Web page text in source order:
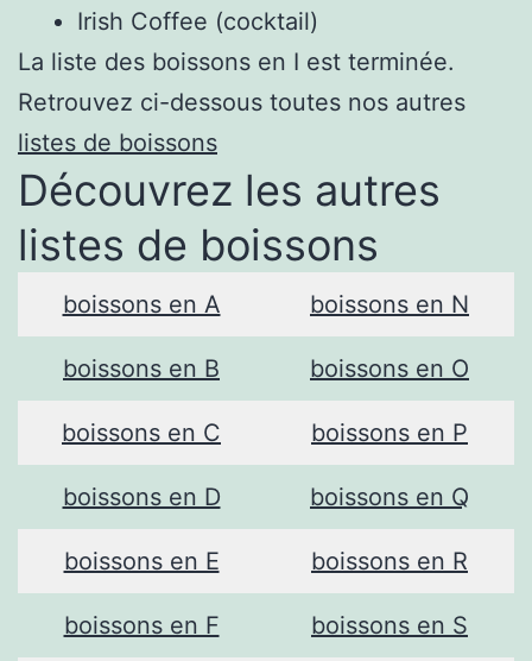
Irish Coffee (cocktail)
La liste des boissons en I est terminée.
Retrouvez ci-dessous toutes nos autres
listes de boissons
Découvrez les autres
listes de boissons
boissons en A boissons en N
boissons en B boissons en O
boissons en C boissons en P
boissons en D boissons en Q
boissons en E boissons en R
boissons en F boissons en S